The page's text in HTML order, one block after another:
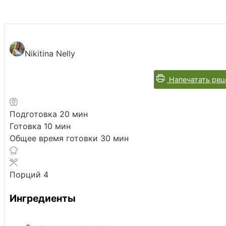
Nikitina Nelly
Напечатать
Подготовка 20 минут
мин
Готовка 10 минут
мин
Общее время готовки 30 минут
мин
Порций 4
Ингредиенты